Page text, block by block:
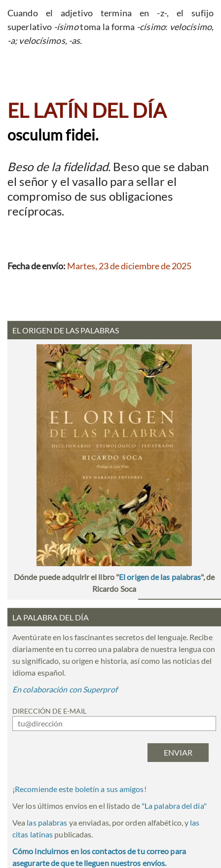
Cuando el adjetivo termina en -z-, el sufijo
superlativo -ísimotoma la forma -císimo: velocísimo,
-a; velocísimos, -as.
EL LATÍN DEL DÍA
osculum fidei.
Beso de la fidelidad. Beso que se daban
el señor y el vasallo para sellar el
compromiso de sus obligaciones
recíprocas.
Fecha de envío: Martes, 23 de diciembre de 2025
EL ORIGEN DE LAS PALABRAS
Dónde puede adquirir el libro "El origen de las palabras", de
Ricardo Soca
LA PALABRA DEL DÍA
Aventúrate en los fascinantes secretos del lenguaje. Recibe
diariamente en tu correo una palabra de nuestra lengua con
su significado, su origen e historia, así como las noticias del
idioma español.
En colaboración con Superprof
DIRECCIÓN DE E-MAIL
¡Recomiende este boletín a sus amigos!
Ver los últimos envíos en el listado de "La palabra del día"
Vea las palabras ya enviadas, por orden alfabético, y las
citas latinas publicadas.
Cómo incluirnos en los contactos de tu correo para
asegurarte de que te lleguen nuestros envíos.